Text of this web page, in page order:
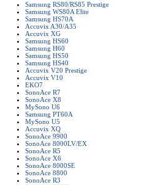
Samsung RS80/RS85 Prestige
Samsung WS80A Elite
Samsung HS70A
Accuvix A30/A35
Accuvix XG
Samsung HS60
Samsung H60
Samsung HS50
Samsung HS40
Accuvix V20 Prestige
Accuvix V10
EKO7
SonoAce R7
SonoAce X8
MySono U6
Samsung PT60A
MySono U5
Accuvix XQ
SonoAce 9900
SonoAce 8000LV/EX
SonoAce R5
SonoAce X6
SonoAce 8000SE
SonoAce 8800
SonoAce R3